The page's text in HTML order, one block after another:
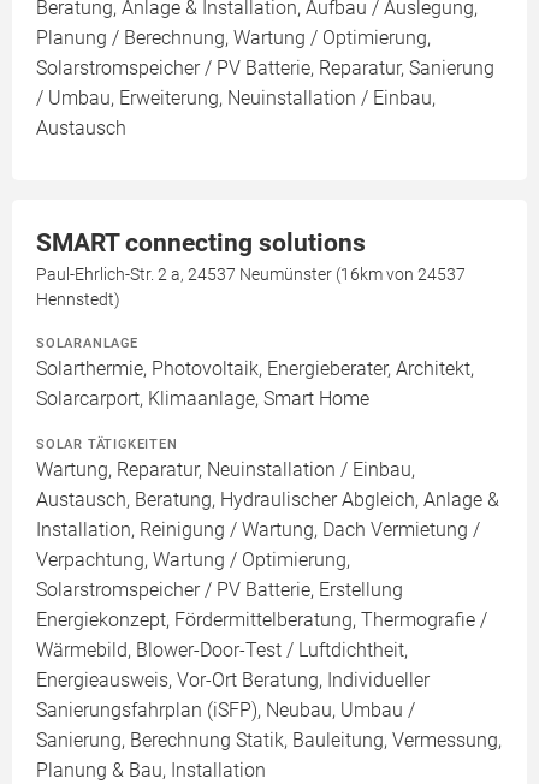
Beratung, Anlage & Installation, Aufbau / Auslegung,
Planung / Berechnung, Wartung / Optimierung,
Solarstromspeicher / PV Batterie, Reparatur, Sanierung
/ Umbau, Erweiterung, Neuinstallation / Einbau,
Austausch
SMART connecting solutions
Paul-Ehrlich-Str. 2 a, 24537 Neumünster (16km von 24537
Hennstedt)
SOLARANLAGE
Solarthermie, Photovoltaik, Energieberater, Architekt,
Solarcarport, Klimaanlage, Smart Home
SOLAR TÄTIGKEITEN
Wartung, Reparatur, Neuinstallation / Einbau,
Austausch, Beratung, Hydraulischer Abgleich, Anlage &
Installation, Reinigung / Wartung, Dach Vermietung /
Verpachtung, Wartung / Optimierung,
Solarstromspeicher / PV Batterie, Erstellung
Energiekonzept, Fördermittelberatung, Thermografie /
Wärmebild, Blower-Door-Test / Luftdichtheit,
Energieausweis, Vor-Ort Beratung, Individueller
Sanierungsfahrplan (iSFP), Neubau, Umbau /
Sanierung, Berechnung Statik, Bauleitung, Vermessung,
Planung & Bau, Installation